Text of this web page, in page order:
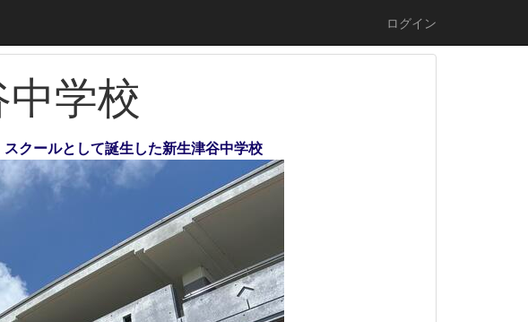
ログイン
学校
クールとして誕生した新生津谷中学校